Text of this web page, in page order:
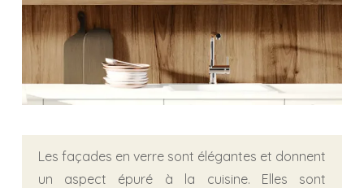
Les façades en verre sont élégantes et donnent
un aspect épuré à la cuisine. Elles sont